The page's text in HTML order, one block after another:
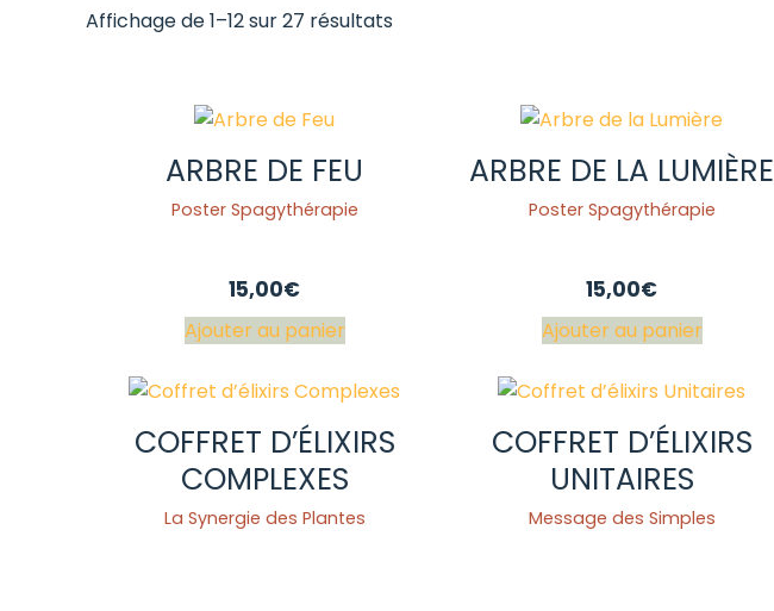
Affichage de 1–12 sur 27 résultats
ARBRE DE FEU
Poster Spagythérapie
15,00€
Ajouter au panier
ARBRE DE LA LUMIÈRE
Poster Spagythérapie
15,00€
Ajouter au panier
COFFRET D’ÉLIXIRS
COMPLEXES
La Synergie des Plantes
COFFRET D’ÉLIXIRS
UNITAIRES
Message des Simples